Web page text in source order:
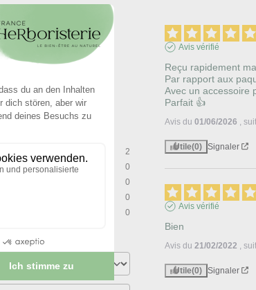
5/5
avis soumis à un
contrôle
2
0
0
0
0
Avis vérifié
Reçu rapidement
Par rapport aux
Avec un accessoire
Parfait 👍
Avis du 01/06/2026 ,
Utile(0) Signaler
Avis vérifié
Bien
Avis du 21/02/2022 ,
Utile(0) Signaler